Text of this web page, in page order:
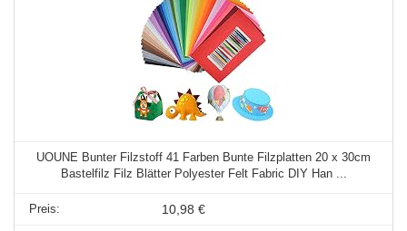
UOUNE Bunter Filzstoff 41 Farben Bunte Filzplatten 20 x 30cm
Bastelfilz Filz Blätter Polyester Felt Fabric DIY Han ...
10,98 €